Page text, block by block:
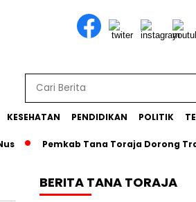
KESEHATAN PENDIDIKAN POLITIK
Pemkab Tana Toraja Dorong
BERITA TANA TORAJA